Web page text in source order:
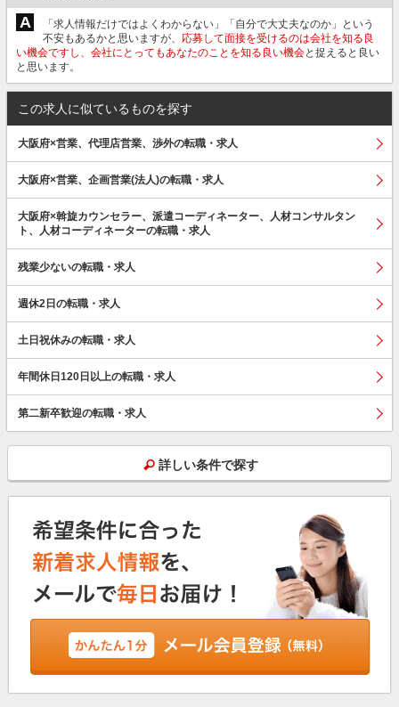
A
「求人情報だけではよくわからない」「自分で大丈夫なのか」という
不安もあるかと思いますが、 応募して面接を受けるのは会社を知る良
い機会ですし、会社にとってもあなたのことを知る良い機会と捉えると良い
と思います。
この求人に似ているものを探す
大阪府×営業、代理店営業、渉外の転職・求人
大阪府×営業、企画営業(法人)の転職・求人
大阪府×斡旋カウンセラー、派遣コーディネーター、人材コンサルタン
ト、人材コーディネーターの転職・求人
残業少ないの転職・求人
週休2日の転職・求人
土日祝休みの転職・求人
年間休日120日以上の転職・求人
第二新卒歓迎の転職・求人
詳しい条件で探す